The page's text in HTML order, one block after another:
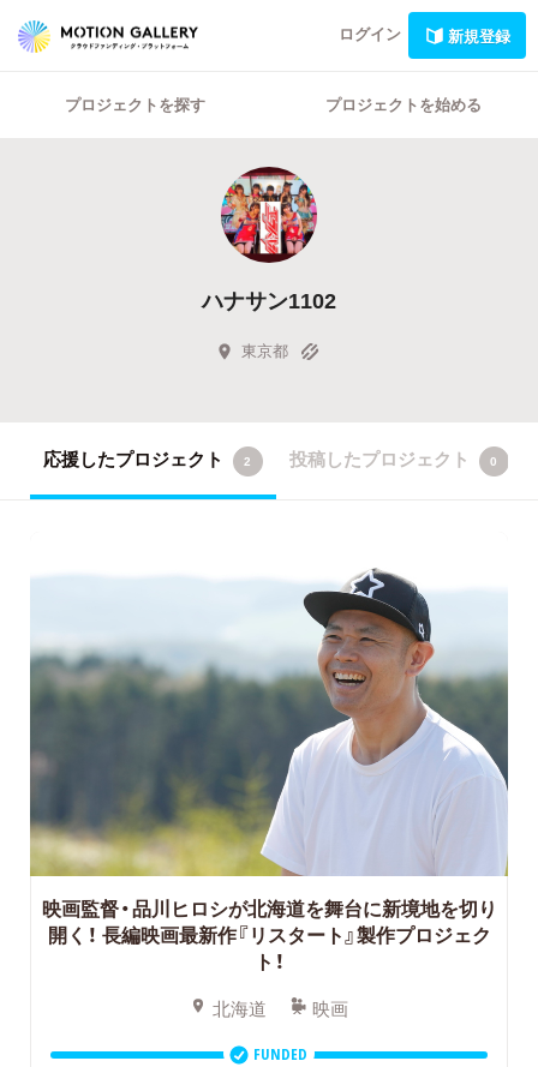
ログイン 新規登録
プロジェクトを探す プロジェクトを始める
ハナサン1102
東京都
応援したプロジェクト 2 投稿したプロジェクト 0
映画監督・品川ヒロシが北海道を舞台に新境地を切り
開く！ 長編映画最新作『リスタート』製作プロジェク
ト！
北海道 映画
FUNDED